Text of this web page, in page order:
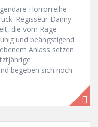
Horrorreihe
Regisseur Danny
die vom Rage-
und beängstigend
Anlass setzen
begeben sich noch